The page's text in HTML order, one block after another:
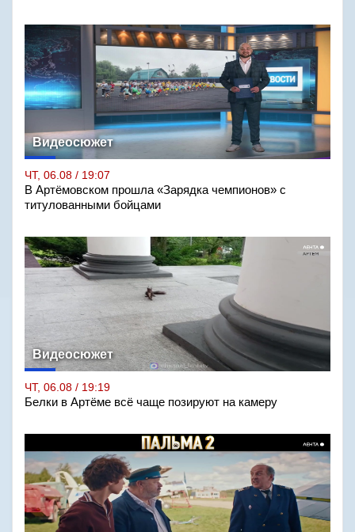
Видеосюжет
ЧТ, 06.08 / 19:07
В Артёмовском прошла «Зарядка чемпионов» с
титулованными бойцами
Видеосюжет
ЧТ, 06.08 / 19:19
Белки в Артёме всё чаще позируют на камеру